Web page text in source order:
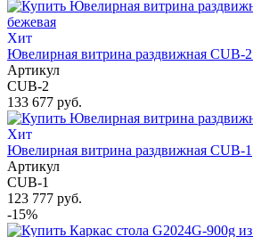
Хит
Ювелирная витрина раздвижная CUB-2
Артикул
CUB-2
133 677 руб.
Хит
Ювелирная витрина раздвижная CUB-1
Артикул
CUB-1
123 777 руб.
-15%